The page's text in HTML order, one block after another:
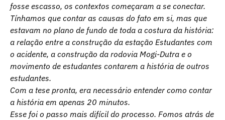
fosse escasso, os contextos começaram a se conectar.
Tínhamos que contar as causas do fato em si, mas que
estavam no plano de fundo de toda a costura da história:
a relação entre a construção da estação Estudantes com
o acidente, a construção da rodovia Mogi-Dutra e o
movimento de estudantes contarem a história de outros
estudantes.
Com a tese pronta, era necessário entender como contar
a história em apenas 20 minutos.
Esse foi o passo mais difícil do processo. Fomos atrás de